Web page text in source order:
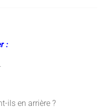
:
ils en arrière ?